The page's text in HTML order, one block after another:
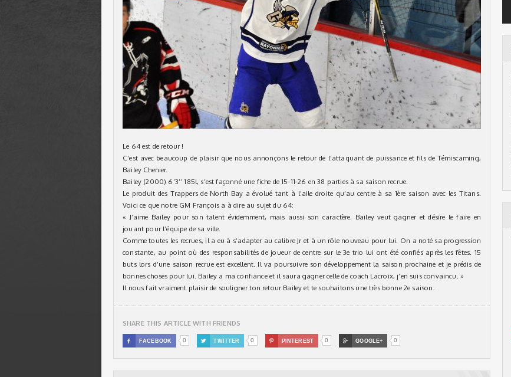
Le 64 est de retour !
C’est avec beaucoup de plaisir que nous annonçons le retour de l’attaquant de puissance et fils de Témiscaming,
Bailey Chenier.
Bailey (2000) 6’3’’ 185l, s’est façonné une fiche de 15-11-26 en 38 parties à sa saison recrue.
Le produit des Trappers de North Bay a évolué tant à l’aile droite qu’au centre à sa 1ère saison avec les Titans.
Voici ce que notre GM François a à dire au sujet du 64:
« J’aime Bailey pour son talent évidemment, mais aussi son caractère. Bailey veut gagner et désire le faire en
jouant pour l’équipe de sa ville.
Comme toutes les recrues, il a eu à s’adapter au calibre Jr et à un rôle nouveau pour lui. On a noté sa progression
constante, au point où des responsabilités de joueur de centre sur le 3e trio lui ont été confiés après les fêtes. 15
buts lors d’une saison recrue est excellent. Il va poursuivre son développement la saison prochaine et je prédis de
bonnes choses pour lui. Bailey a ma confiance et il saura gagner celle de coach Lacroix, j’en suis convaincu. »
Il nous fait vraiment plaisir de souligner ton retour Bailey et te souhaitons une très bonne 2e saison.
SHARE THIS ARTICLE WITH FRIENDS
 FACEBOOK 0  TWITTER 0  PINTEREST 0  GOOGLE+ 0